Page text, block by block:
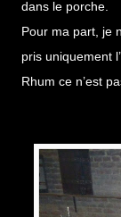
dans le porche.
Pour ma part, je
pris uniquement
Rhum ce n’est